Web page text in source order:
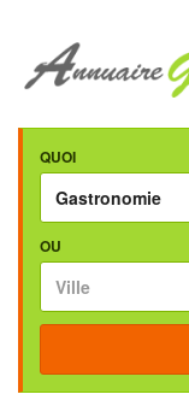
QUOI
OU